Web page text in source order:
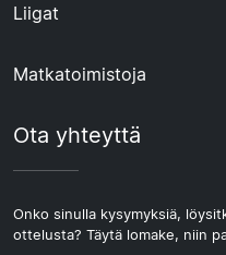
Liigat
Matkatoimistoja
Ota yhteyttä
Onko sinulla kysymyksiä,
ottelusta? Täytä lomake, niin